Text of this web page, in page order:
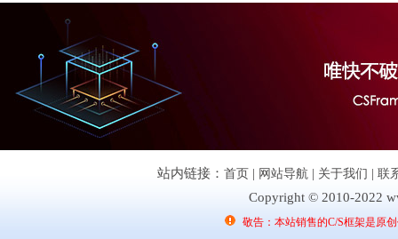
站内链接： 首页 | 网站导航 | 关于我们 | 联
Copyright © 2010-2022
敬告：本站销售的C/S框架是原